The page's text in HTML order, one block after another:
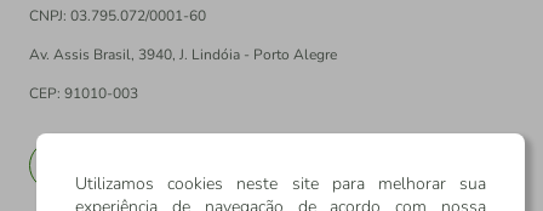
CNPJ: 03.795.072/0001-60
Av. Assis Brasil, 3940, J. Lindóia - Porto Alegre
CEP: 91010-003
Utilizamos cookies neste site para melhorar sua